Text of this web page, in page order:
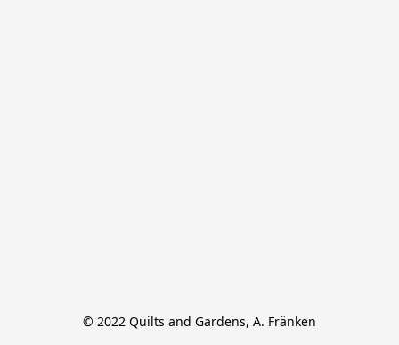
© 2022 Quilts and Gardens, A. Fränken